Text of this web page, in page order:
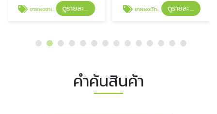
ขายผงชาเขียว สูตรมัทฉะ ดูรายละเอียด ขายผงมัทฉะ ดูรายละเอียด
คำค้นสินค้า